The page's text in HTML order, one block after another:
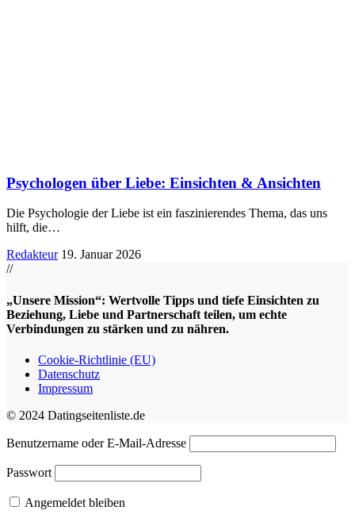
Psychologen über Liebe: Einsichten & Ansichten
Die Psychologie der Liebe ist ein faszinierendes Thema, das uns
hilft, die…
Redakteur 19. Januar 2026
//
„Unsere Mission“: Wertvolle Tipps und tiefe Einsichten zu
Beziehung, Liebe und Partnerschaft teilen, um echte
Verbindungen zu stärken und zu nähren.
Cookie-Richtlinie (EU)
Datenschutz
Impressum
© 2024 Datingseitenliste.de
Benutzername oder E-Mail-Adresse
Passwort
Angemeldet bleiben